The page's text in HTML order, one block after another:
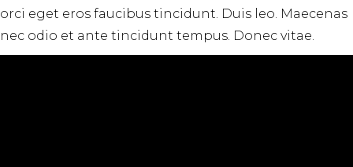
orci eget eros faucibus tincidunt. Duis leo. Maecenas
nec odio et ante tincidunt tempus. Donec vitae.